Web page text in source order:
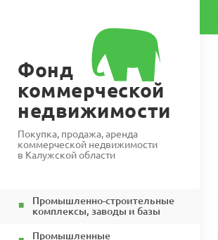
Фонд
коммерческой
недвижимости
Покупка, продажа, аренда
коммерческой недвижимости
в Калужской области
Промышленно-строительные
комплексы, заводы и базы
Промышленные